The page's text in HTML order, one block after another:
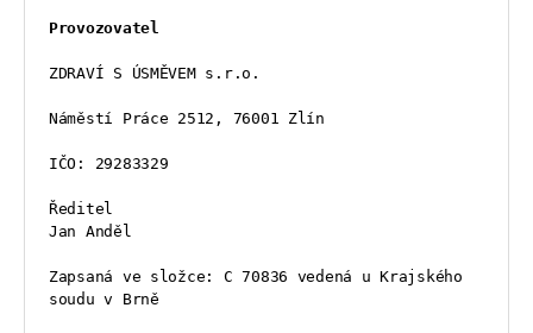
Provozovatel
ZDRAVÍ S ÚSMĚVEM s.r.o.
Náměstí Práce 2512, 76001 Zlín
IČO: 29283329
Ředitel
Jan Anděl
Zapsaná ve složce: C 70836 vedená u Krajského
soudu v Brně